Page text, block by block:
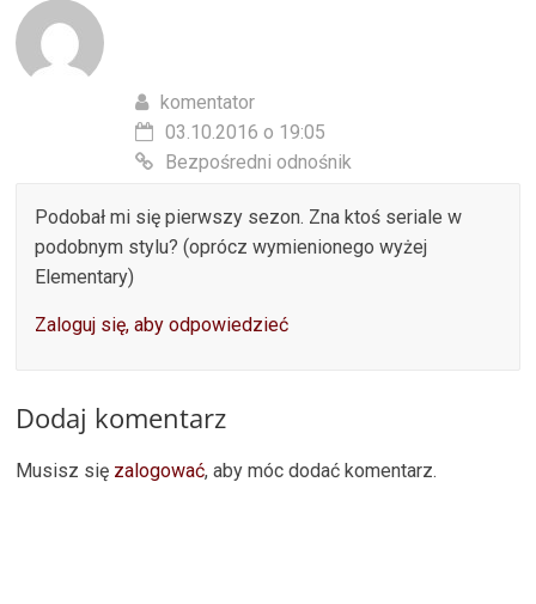
komentator
03.10.2016 o 19:05
Bezpośredni odnośnik
Podobał mi się pierwszy sezon. Zna ktoś seriale w
podobnym stylu? (oprócz wymienionego wyżej
Elementary)
Zaloguj się, aby odpowiedzieć
Dodaj komentarz
Musisz się zalogować, aby móc dodać komentarz.